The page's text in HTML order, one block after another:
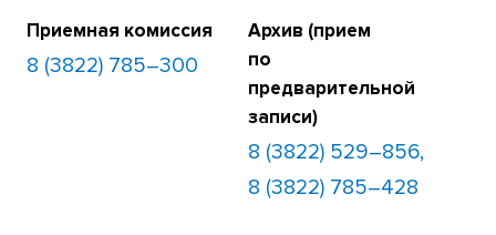
Приемная комиссия
8 (3822) 785–300
Архив (прием
по
предварительной
записи)
8 (3822) 529–856,
8 (3822) 785–428